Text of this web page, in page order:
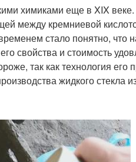
химиками еще в XIX веке.
между кремниевой
стало понятно, что
свойства и стоимость
так как технология его
жидкого стекла